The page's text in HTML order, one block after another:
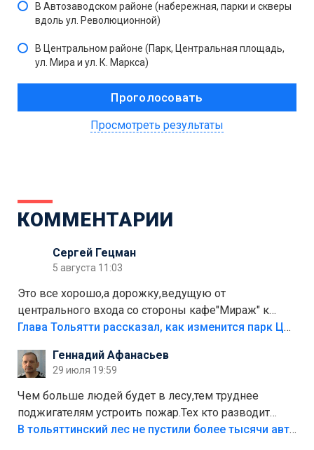
В Автозаводском районе (набережная, парки и скверы
вдоль ул. Революционной)
В Центральном районе (Парк, Центральная площадь,
ул. Мира и ул. К. Маркса)
Просмотреть результаты
КОММЕНТАРИИ
Сергей Гецман
5 августа 11:03
Это все хорошо,а дорожку,ведущую от
центрального входа со стороны кафе"Мираж" к
аттракционам слабо доделать?А то бордюры
лежала в парке и испортилась.Да еще,видимо,часть
украли.
Глава Тольятти рассказал, как изменится парк Центрального района
Геннадий Афанасьев
29 июля 19:59
Чем больше людей будет в лесу,тем труднее
поджигателям устроить пожар.Тех кто разводит
костры,тех надо безбожно штрафовать.Камер полно
В тольяттинский лес не пустили более тысячи автомобилей